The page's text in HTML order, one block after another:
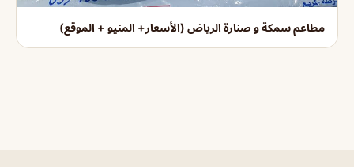
مطاعم سمكة و صنارة الرياض (الأسعار+ المنيو + الموقع)